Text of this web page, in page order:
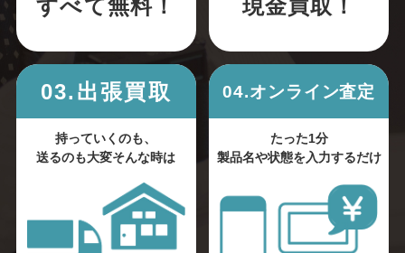
すべて無料！ 現金買取！
03.出張買取
持っていくのも、
送るのも大変そんな時は
04.オンライン査定
たった1分
製品名や状態を入力するだけ